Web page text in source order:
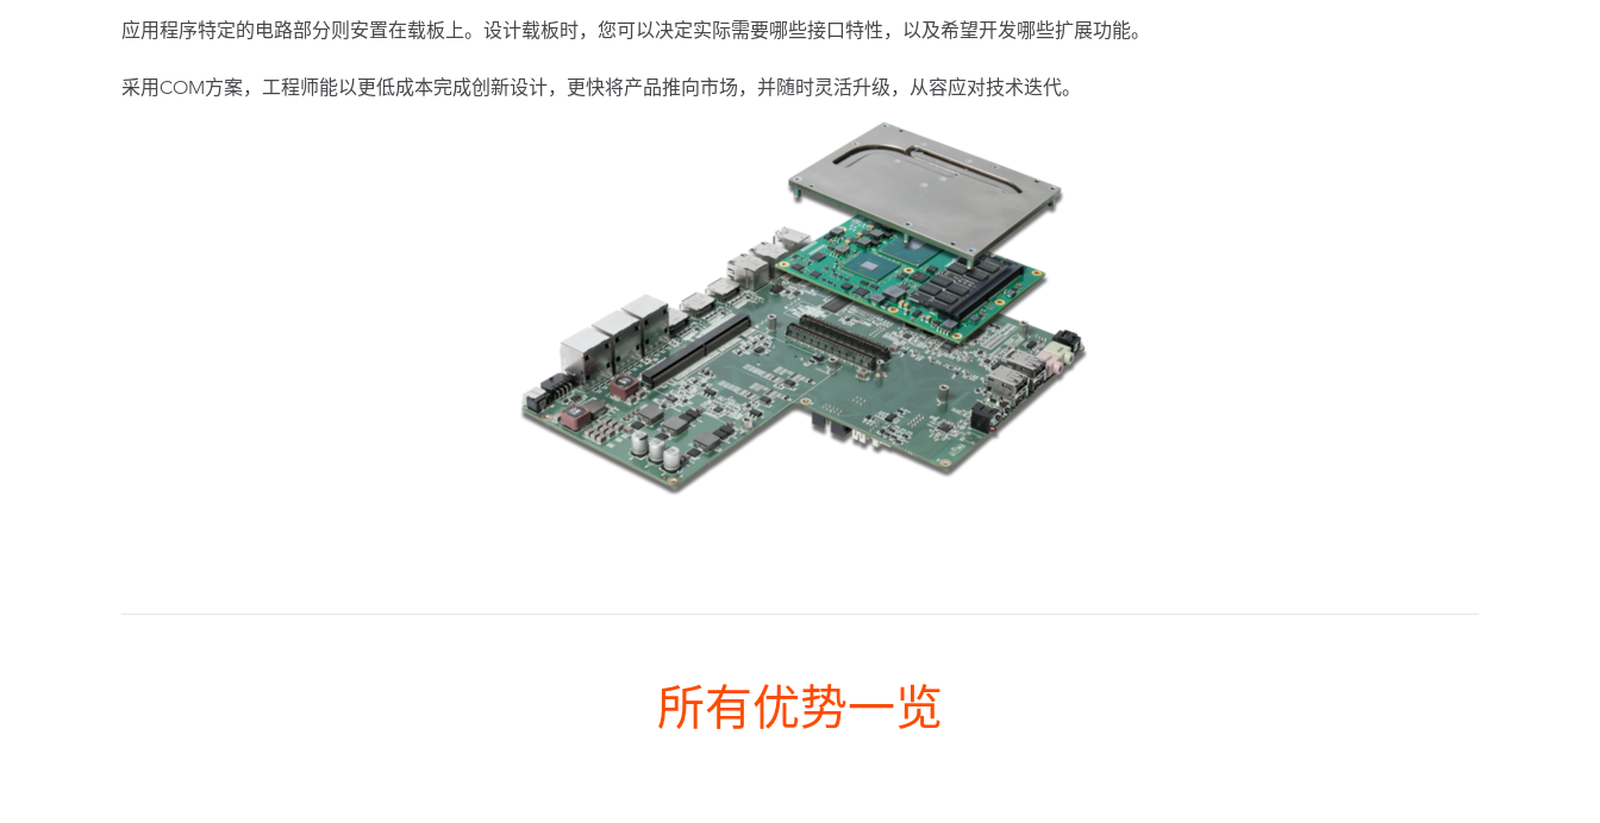
应用程序特定的电路部分则安置在载板上。设计载板时，您可以决定实际需要哪些接口特性，以及希望开发哪些扩展功能。
采用COM方案，工程师能以更低成本完成创新设计，更快将产品推向市场，并随时灵活升级，从容应对技术迭代。
所有优势一览